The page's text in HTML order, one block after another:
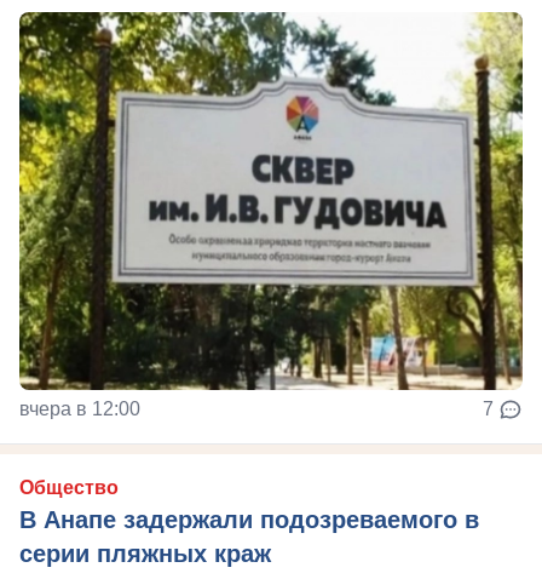
вчера в 12:00 7
Общество
В Анапе задержали подозреваемого в
серии пляжных краж